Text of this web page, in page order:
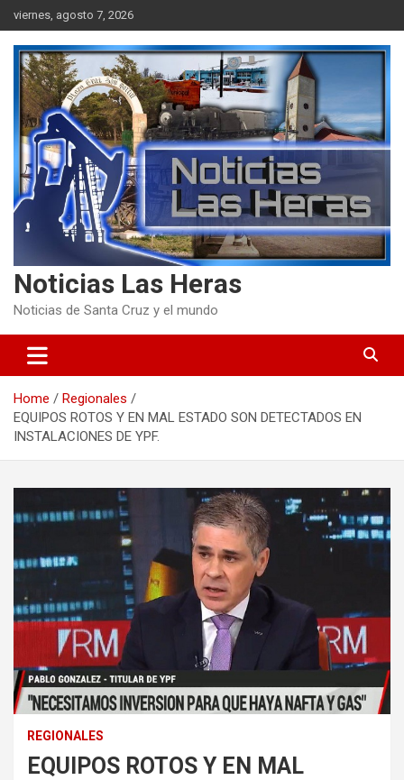
Skip
to
content
viernes, agosto 7, 2026
Noticias Las Heras
Noticias de Santa Cruz y el mundo
Home
Regionales
EQUIPOS ROTOS Y EN MAL ESTADO SON DETECTADOS EN
INSTALACIONES DE YPF.
REGIONALES
EQUIPOS ROTOS Y EN MAL